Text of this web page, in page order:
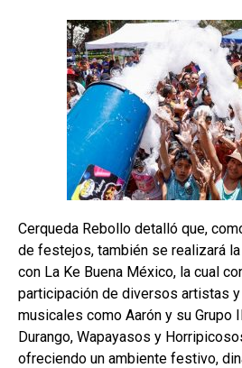
Cerqueda Rebollo detalló que,
de festejos, también se realizará la
con La Ke Buena México, la cual
participación de diversos artistas
musicales como Aarón y su Grupo
Durango, Wapayasos y
ofreciendo un ambiente festivo,